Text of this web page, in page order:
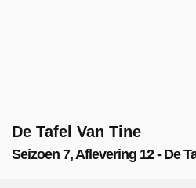
De Tafel Van Tine
Seizoen 7, Aflevering 12 - De